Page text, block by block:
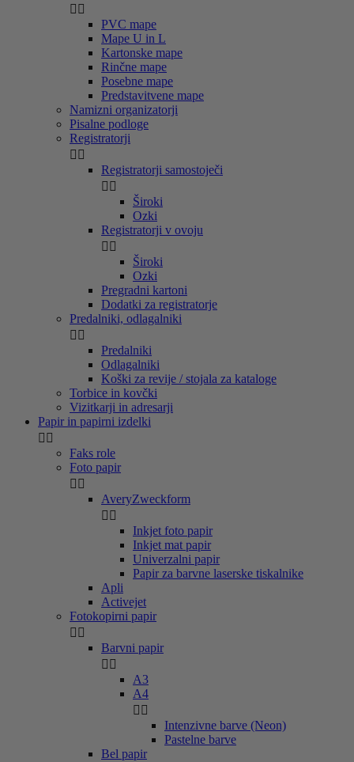
 
PVC mape
Mape U in L
Kartonske mape
Rinčne mape
Posebne mape
Predstavitvene mape
Namizni organizatorji
Pisalne podloge
Registratorji
 
Registratorji samostoječi
 
Široki
Ozki
Registratorji v ovoju
 
Široki
Ozki
Pregradni kartoni
Dodatki za registratorje
Predalniki, odlagalniki
 
Predalniki
Odlagalniki
Koški za revije / stojala za kataloge
Torbice in kovčki
Vizitkarji in adresarji
Papir in papirni izdelki
 
Faks role
Foto papir
 
AveryZweckform
 
Inkjet foto papir
Inkjet mat papir
Univerzalni papir
Papir za barvne laserske tiskalnike
Apli
Activejet
Fotokopirni papir
 
Barvni papir
 
A3
A4
 
Intenzivne barve (Neon)
Pastelne barve
Bel papir